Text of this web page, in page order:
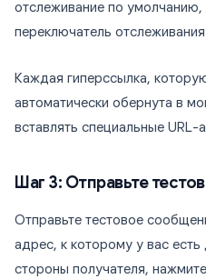
отслеживание по умолчанию,
переключатель
Каждая гиперссылка,
автоматически обернута в
вставлять специальные
Шаг 3: Отправьте
Отправьте тестовое
адрес, к которому у вас
стороны получателя,